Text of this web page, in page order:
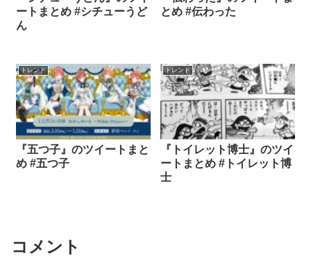
ートまとめ #シチューうど
ん
とめ #伝わった
トレンド
『五つ子』のツイートまと
め #五つ子
トレンド
『トイレット博士』のツイ
ートまとめ #トイレット博
士
コメント